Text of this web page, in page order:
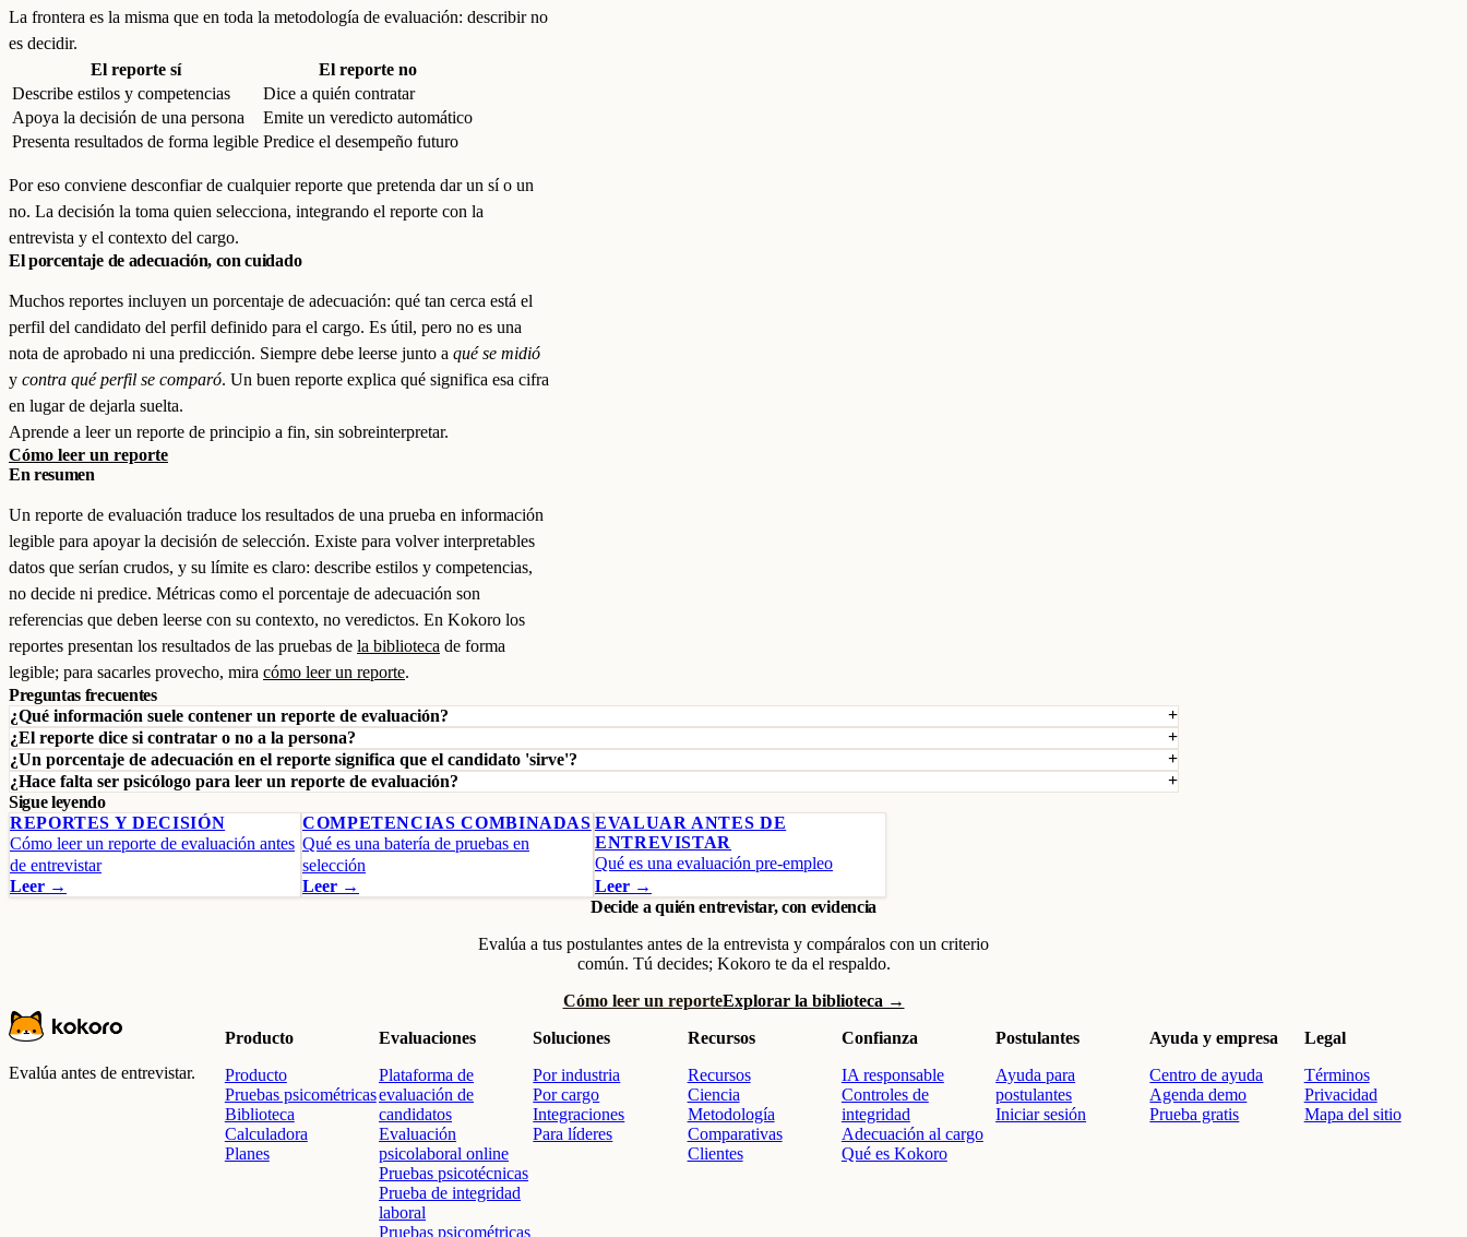
La frontera es la misma que en toda la metodología de evaluación: describir no
es decidir.
El reporte sí
El reporte no
Describe estilos y competencias
Dice a quién contratar
Apoya la decisión de una persona
Emite un veredicto automático
Presenta resultados de forma legible Predice el desempeño futuro
Por eso conviene desconfiar de cualquier reporte que pretenda dar un sí o un
no. La decisión la toma quien selecciona, integrando el reporte con la
entrevista y el contexto del cargo.
El porcentaje de adecuación, con cuidado
Muchos reportes incluyen un porcentaje de adecuación: qué tan cerca está el
perfil del candidato del perfil definido para el cargo. Es útil, pero no es una
nota de aprobado ni una predicción. Siempre debe leerse junto a qué se midió
y contra qué perfil se comparó. Un buen reporte explica qué significa esa cifra
en lugar de dejarla suelta.
Aprende a leer un reporte de principio a fin, sin sobreinterpretar.
Cómo leer un reporte
En resumen
Un reporte de evaluación traduce los resultados de una prueba en información
legible para apoyar la decisión de selección. Existe para volver interpretables
datos que serían crudos, y su límite es claro: describe estilos y competencias,
no decide ni predice. Métricas como el porcentaje de adecuación son
referencias que deben leerse con su contexto, no veredictos. En Kokoro los
reportes presentan los resultados de las pruebas de la biblioteca de forma
legible; para sacarles provecho, mira cómo leer un reporte.
Preguntas frecuentes
¿Qué información suele contener un reporte de evaluación?
¿El reporte dice si contratar o no a la persona?
¿Un porcentaje de adecuación en el reporte significa que el candidato 'sirve'?
¿Hace falta ser psicólogo para leer un reporte de evaluación?
Sigue leyendo
REPORTES Y DECISIÓN
Cómo leer un reporte de evaluación antes
de entrevistar
Leer →
COMPETENCIAS COMBINADAS
Qué es una batería de pruebas en
selección
Leer →
EVALUAR ANTES DE
ENTREVISTAR
Qué es una evaluación pre-empleo
Leer →
Decide a quién entrevistar, con evidencia
Evalúa a tus postulantes antes de la entrevista y compáralos con un criterio
común. Tú decides; Kokoro te da el respaldo.
Cómo leer un reporteExplorar la biblioteca →
Evalúa antes de entrevistar.
Producto
Producto
Pruebas psicométricas
Biblioteca
Calculadora
Planes
Evaluaciones
Plataforma de
evaluación de
candidatos
Evaluación
psicolaboral online
Pruebas psicotécnicas
Prueba de integridad
laboral
Pruebas psicométricas
Soluciones
Por industria
Por cargo
Integraciones
Para líderes
Recursos
Recursos
Ciencia
Metodología
Comparativas
Clientes
Confianza
IA responsable
Controles de
integridad
Adecuación al cargo
Qué es Kokoro
Postulantes
Ayuda para
postulantes
Iniciar sesión
Ayuda y empresa
Centro de ayuda
Agenda demo
Prueba gratis
Legal
Términos
Privacidad
Mapa del sitio